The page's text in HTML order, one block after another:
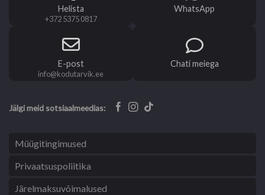
Helista
+372 5375 0817
WhatsApp
E-post
info@kodutarvik.ee
Chati meiega
Jälgi meid sotsiaalmeedias:
Müügitingimused
Privaatsuspoliitika
Järelmaksuvõimalused